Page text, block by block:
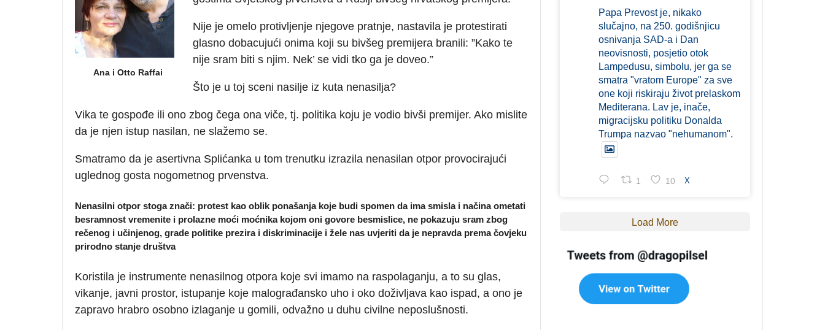
Ana i Otto Raffai
Nije je omelo protivljenje njegove pratnje, nastavila je protestirati
glasno dobacujući onima koji su bivšeg premijera branili: ”Kako te
nije sram biti s njim. Nek’ se vidi tko ga je doveo.”
Što je u toj sceni nasilje iz kuta nenasilja?
Vika te gospođe ili ono zbog čega ona viče, tj. politika koju je vodio bivši premijer. Ako mislite
da je njen istup nasilan, ne slažemo se.
Smatramo da je asertivna Splićanka u tom trenutku izrazila nenasilan otpor provocirajući
uglednog gosta nogometnog prvenstva.
Nenasilni otpor stoga znači: protest kao oblik ponašanja koje budi spomen da ima smisla i načina ometati
besramnost vremenite i prolazne moći moćnika kojom oni govore besmislice, ne pokazuju sram zbog
rečenog i učinjenog, grade politike prezira i diskriminacije i žele nas uvjeriti da je nepravda prema čovjeku
prirodno stanje društva
Koristila je instrumente nenasilnog otpora koje svi imamo na raspolaganju, a to su glas,
vikanje, javni prostor, istupanje koje malograđansko uho i oko doživljava kao ispad, a ono je
zapravo hrabro osobno izlaganje u gomili, odvažno u duhu civilne neposlušnosti.
Papa Prevost je, nikako
slučajno, na 250. godišnjicu
osnivanja SAD-a i Dan
neovisnosti, posjetio otok
Lampedusu, simbolu, jer ga se
smatra "vratom Europe" za sve
one koji riskiraju život prelaskom
Mediterana. Lav je, inače,
migracijsku politiku Donalda
Trumpa nazvao "nehumanom".
1 10 X
Load More